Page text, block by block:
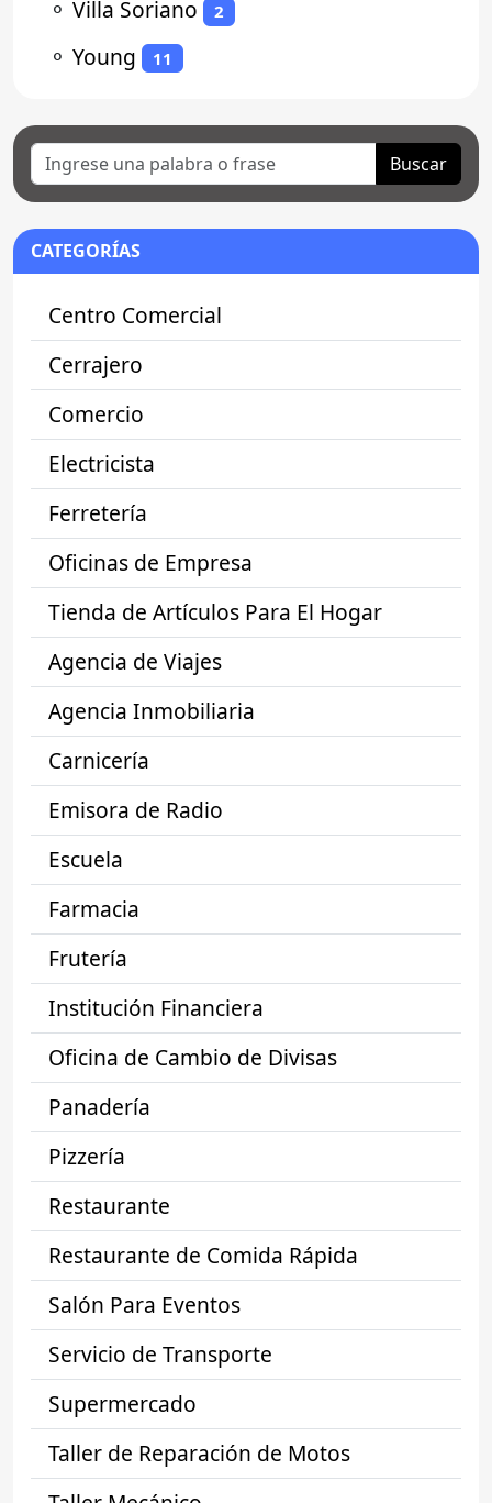
⚬ Villa Soriano 2
⚬ Young 11
Buscar
CATEGORÍAS
Centro Comercial
Cerrajero
Comercio
Electricista
Ferretería
Oficinas de Empresa
Tienda de Artículos Para El Hogar
Agencia de Viajes
Agencia Inmobiliaria
Carnicería
Emisora de Radio
Escuela
Farmacia
Frutería
Institución Financiera
Oficina de Cambio de Divisas
Panadería
Pizzería
Restaurante
Restaurante de Comida Rápida
Salón Para Eventos
Servicio de Transporte
Supermercado
Taller de Reparación de Motos